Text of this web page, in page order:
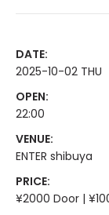
DATE:
2025-10-02 THU
OPEN:
22:00
VENUE:
ENTER shibuya
PRICE:
¥2000 Door |